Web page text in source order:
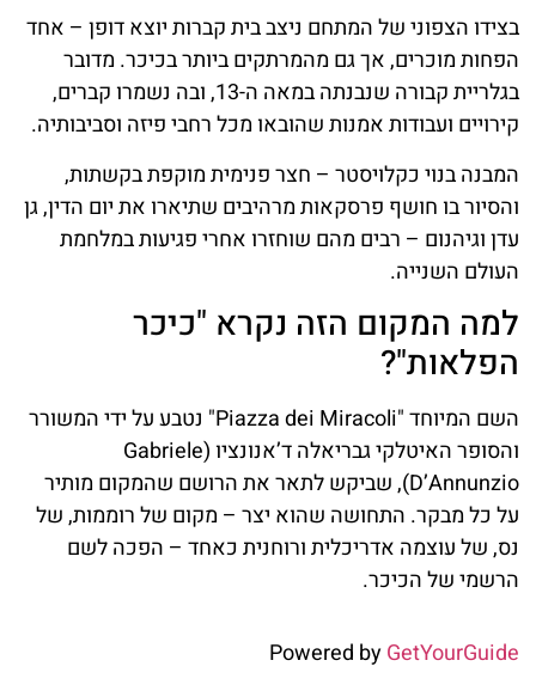
בצידו הצפוני של המתחם ניצב בית קברות יוצא דופן – אחד
הפחות מוכרים, אך גם מהמרתקים ביותר בכיכר. מדובר
בגלריית קבורה שנבנתה במאה ה-13, ובה נשמרו קברים,
קירויים ועבודות אמנות שהובאו מכל רחבי פיזה וסביבותיה.
המבנה בנוי כקלויסטר – חצר פנימית מוקפת בקשתות,
והסיור בו חושף פרסקאות מרהיבים שתיארו את יום הדין, גן
עדן וגיהנום – רבים מהם שוחזרו אחרי פגיעות במלחמת
העולם השנייה.
למה המקום הזה נקרא "כיכר
הפלאות"?
השם המיוחד "Piazza dei Miracoli" נטבע על ידי המשורר
והסופר האיטלקי גבריאלה ד’אנונציו (Gabriele
D’Annunzio), שביקש לתאר את הרושם שהמקום מותיר
על כל מבקר. התחושה שהוא יצר – מקום של רוממות, של
נס, של עוצמה אדריכלית ורוחנית כאחד – הפכה לשם
הרשמי של הכיכר.
Powered byGetYourGuide